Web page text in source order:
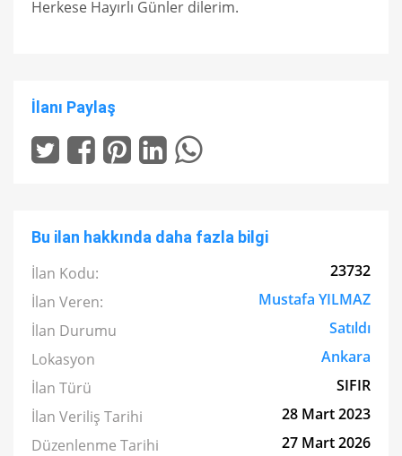
Herkese Hayırlı Günler dilerim.
İlanı Paylaş
Bu ilan hakkında daha fazla bilgi
İlan Kodu:
23732
İlan Veren:
Mustafa YILMAZ
İlan Durumu
Satıldı
Lokasyon
Ankara
İlan Türü
SIFIR
İlan Veriliş Tarihi
28 Mart 2023
Düzenlenme Tarihi
27 Mart 2026